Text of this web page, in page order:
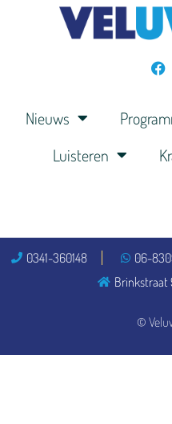
Nieuws
Luisteren
©
0341-360148 06-
Brinkstraat